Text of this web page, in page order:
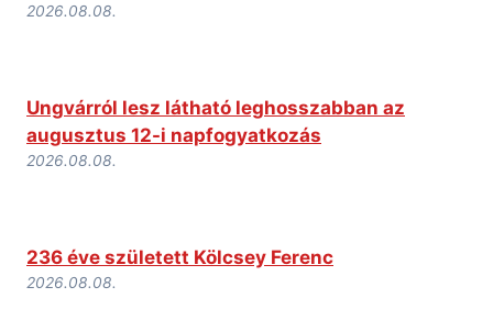
2026.08.08.
Ungvárról lesz látható leghosszabban az
augusztus 12-i napfogyatkozás
2026.08.08.
236 éve született Kölcsey Ferenc
2026.08.08.